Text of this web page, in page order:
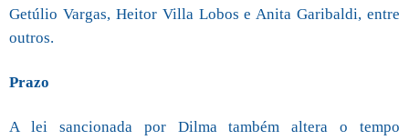
Getúlio Vargas, Heitor Villa Lobos e Anita Garibaldi, entre
outros.
Prazo
A lei sancionada por Dilma também altera o tempo